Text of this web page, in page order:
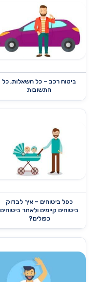
ביטוח רכב – כל השאלות, כל
התשובות
כפל ביטוחים – איך לבדוק
ביטוחים קיימים ולאתר ביטוחים
כפולים?